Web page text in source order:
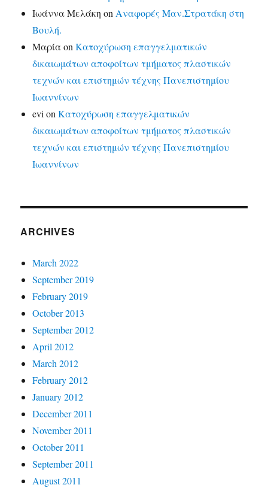
Ιωάννα Μελάκη on Αναφορές Μαν.Στρατάκη στη
Βουλή.
ΜαρίαonΚατοχύρωση επαγγελματικών
δικαιωμάτων αποφοίτων τμήματος πλαστικών
τεχνών και επιστημών τέχνης Πανεπιστημίου
Ιωαννίνων
evi onΚατοχύρωση επαγγελματικών
δικαιωμάτων αποφοίτων τμήματος πλαστικών
τεχνών και επιστημών τέχνης Πανεπιστημίου
Ιωαννίνων
ARCHIVES
March 2022
September 2019
February 2019
October 2013
September 2012
April 2012
March 2012
February 2012
January 2012
December 2011
November 2011
October 2011
September 2011
August 2011